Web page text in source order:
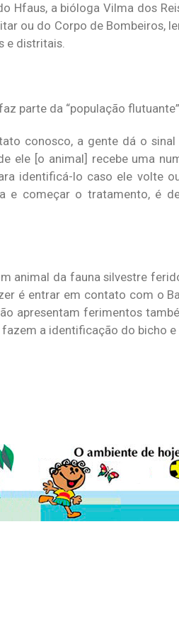
Hfaus, a bióloga Vilma dos
ou do Corpo de Bombeiros,
e distritais.
parte da “população
conosco, a gente dá o
ele [o animal] recebe uma
identificá-lo caso ele volte
e começar o tratamento, é
animal da fauna silvestre
é entrar em contato com o
apresentam ferimentos
a identificação do bicho e